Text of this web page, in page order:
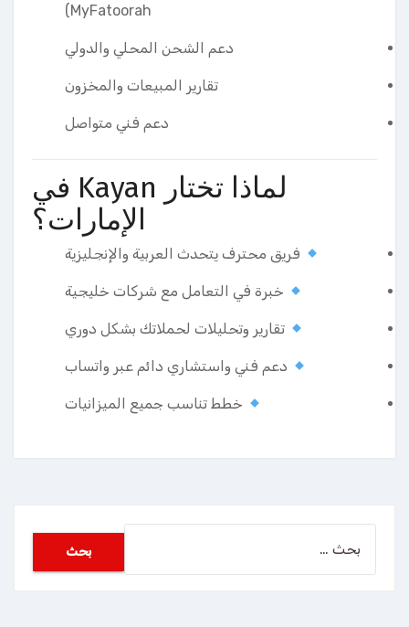
MyFatoorah)
دعم الشحن المحلي والدولي
تقارير المبيعات والمخزون
دعم فني متواصل
لماذا تختار Kayan في
الإمارات؟
فريق محترف يتحدث العربية والإنجليزية
خبرة في التعامل مع شركات خليجية
تقارير وتحليلات لحملاتك بشكل دوري
دعم فني واستشاري دائم عبر واتساب
خطط تناسب جميع الميزانيات
البحث